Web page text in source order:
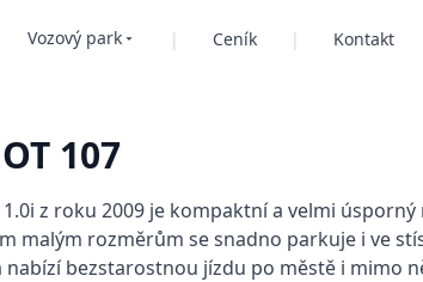
Vozový park | Ceník | Kontakt
107
z roku 2009 je kompaktní a velmi úsporný
malým rozměrům se snadno parkuje i ve
bezstarostnou jízdu po městě i mimo